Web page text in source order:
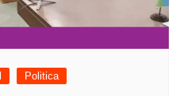
Politica